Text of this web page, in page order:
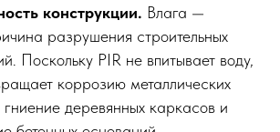
конструкции. Влага —
разрушения строительных
Поскольку PIR не впитывает воду,
коррозию металлических
гниение деревянных каркасов и